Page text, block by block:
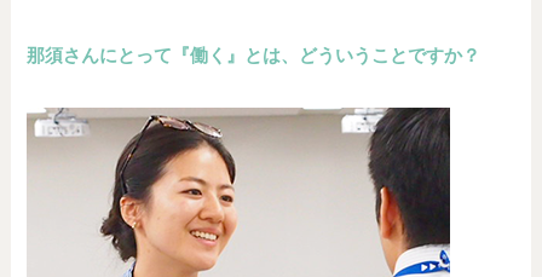
那須さんにとって『働く』とは、どういうことですか？